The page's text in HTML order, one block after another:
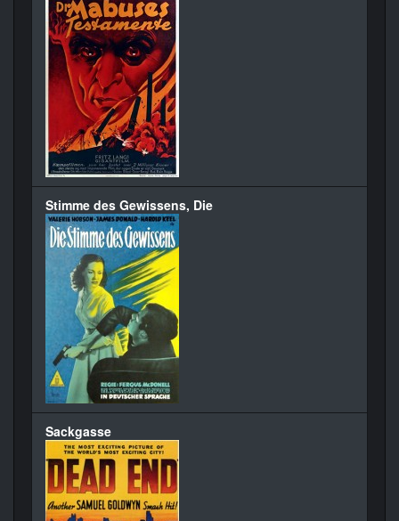
Stimme des Gewissens, Die
Sackgasse